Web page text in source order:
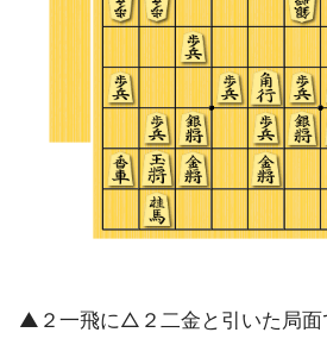
▲２一飛に△２二金と引いた局面